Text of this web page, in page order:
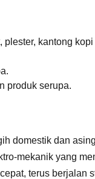
kantong
produk serupa.
domestik dan
mekanik yang
terus berjalan